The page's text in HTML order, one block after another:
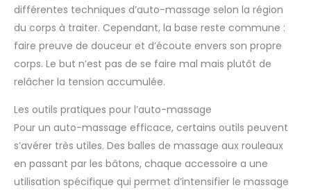
différentes techniques d’auto-massage selon la région
du corps à traiter. Cependant, la base reste commune :
faire preuve de douceur et d’écoute envers son propre
corps. Le but n’est pas de se faire mal mais plutôt de
relâcher la tension accumulée.
Les outils pratiques pour l’auto-massage
Pour un auto-massage efficace, certains outils peuvent
s’avérer très utiles. Des balles de massage aux rouleaux
en passant par les bâtons, chaque accessoire a une
utilisation spécifique qui permet d’intensifier le massage